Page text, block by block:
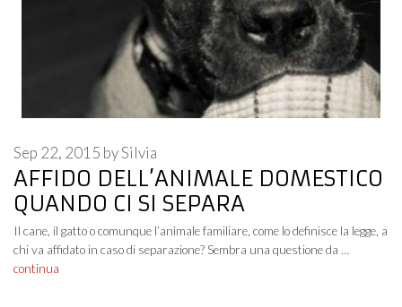
AFFIDO DELL’ANIMALE DOMESTICO
QUANDO CI SI SEPARA
Sep 22, 2015 bySilvia
Il cane, il gatto o comunque l’animale familiare, come lo definisce la legge, a
chi va affidato in caso di separazione? Sembra una questione da …
continua